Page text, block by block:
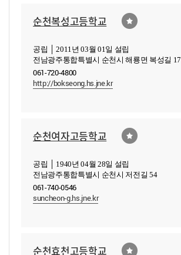
순천복성고등학교
공립 │ 2011년 03월 01일 설립
전남광주통합특별시 순천시 해룡면 복성길 17
061-720-4800
http://bokseong.hs.jne.kr
순천여자고등학교
공립 │ 1940년 04월 28일 설립
전남광주통합특별시 순천시 저전길 54
061-740-0546
suncheon-g.hs.jne.kr
순천효천고등학교